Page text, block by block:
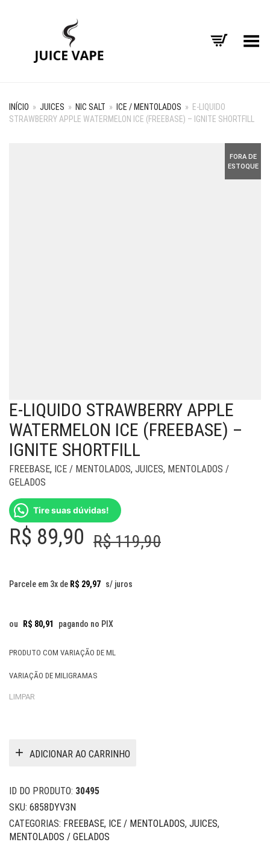
Alternar Menu
INÍCIO » JUICES » NIC SALT » ICE / MENTOLADOS » E-LIQUIDO
STRAWBERRY APPLE WATERMELON ICE (FREEBASE) – IGNITE SHORTFILL
FORA DE
ESTOQUE
E-LIQUIDO STRAWBERRY APPLE
WATERMELON ICE (FREEBASE) –
IGNITE SHORTFILL
FREEBASE, ICE / MENTOLADOS, JUICES, MENTOLADOS /
GELADOS
Tire suas dúvidas!
R$119,90O
R$ 89,90
O
Parcele em 3x de R$ 29,97 s/ juros
ou R$ 80,91 pagando no PIX
PRODUTO COM VARIAÇÃO DE ML
VARIAÇÃO DE MILIGRAMAS
LIMPAR
ADICIONAR AO CARRINHO
ID DO PRODUTO: 30495
SKU: 6858DYV3N
CATEGORIAS: FREEBASE, ICE / MENTOLADOS, JUICES,
MENTOLADOS / GELADOS